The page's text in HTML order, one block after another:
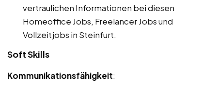
vertraulichen Informationen bei diesen
Homeoffice Jobs, Freelancer Jobs und
Vollzeitjobs in Steinfurt.
Soft Skills
Kommunikationsfähigkeit: